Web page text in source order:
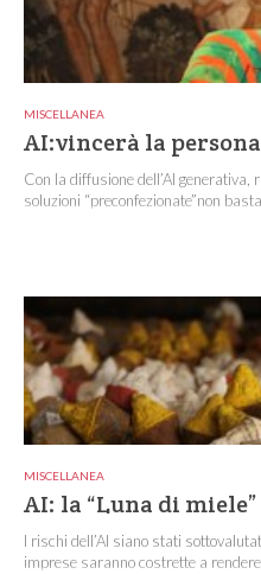
MISCELLANEA
AI:vincerà la
Con la diffusione dell’AI
soluzioni “preconfezionate”non
MISCELLANEA
AI: la “Luna di
I rischi dell’AI siano stati
imprese saranno costrette a